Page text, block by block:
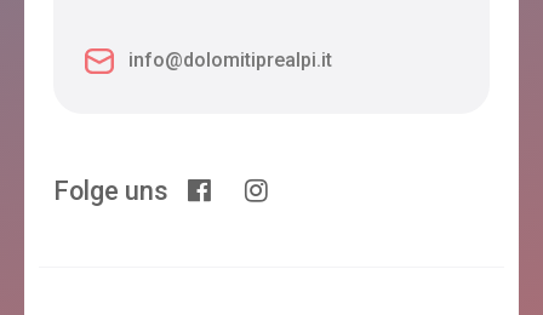
info@dolomitiprealpi.it
Folge uns